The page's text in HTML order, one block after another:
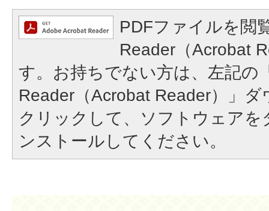
PDFファイルを閲
Reader（Acrobat
す。お持ちでない方は、左記の
Reader（Acrobat Reader）」
クリックして、ソフトウェア
ンストールしてください。